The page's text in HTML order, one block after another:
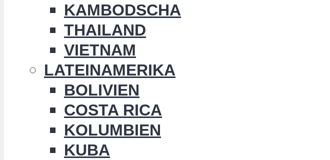
KAMBODSCHA
THAILAND
VIETNAM
LATEINAMERIKA
BOLIVIEN
COSTA RICA
KOLUMBIEN
KUBA